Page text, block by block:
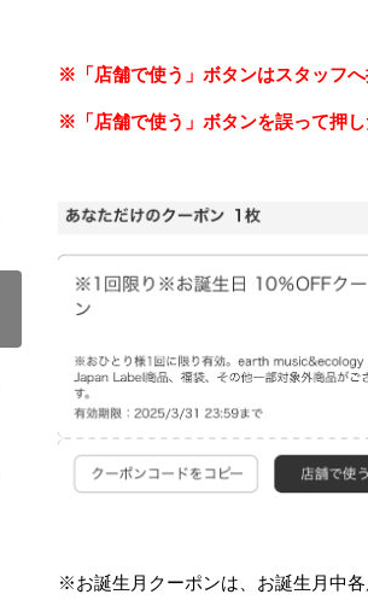
※「店舗で使う」ボタンはスタッフ
※「店舗で使う」ボタンを誤って押
※お誕生月クーポンは、お誕生月中